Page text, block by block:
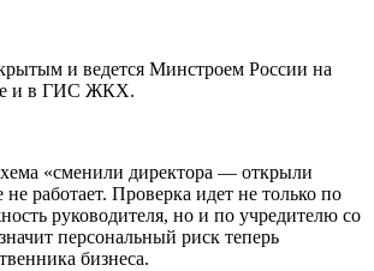
и ведется Минстроем России на
и в ГИС ЖКХ.
«сменили директора — открыли
работает. Проверка идет не только по
руководителя, но и по учредителю со
персональный риск теперь
бизнеса.